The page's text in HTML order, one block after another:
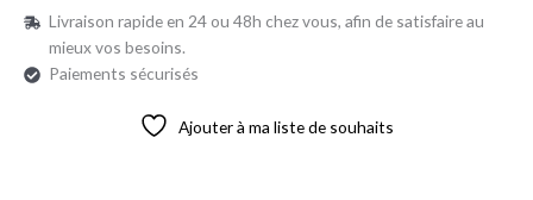
Livraison rapide en 24 ou 48h chez vous, afin de satisfaire au
mieux vos besoins.
Paiements sécurisés
Ajouter à ma liste de souhaits